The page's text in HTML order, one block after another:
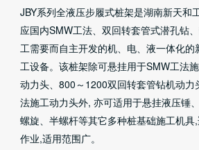
JBY系列全液压步履式桩架是湖南新天和
应国内SMW工法、双回转套管式潜孔钻
工需要而自主开发的机、电、液一体化
工设备。该桩架除可悬挂用于SMW工法
动力头、800～1200双回转套管钻机动力
法施工动力头外, 亦可适用于悬挂液压锤
螺旋、半螺杆等其它多种桩基础施工机
作业,适用范围广。